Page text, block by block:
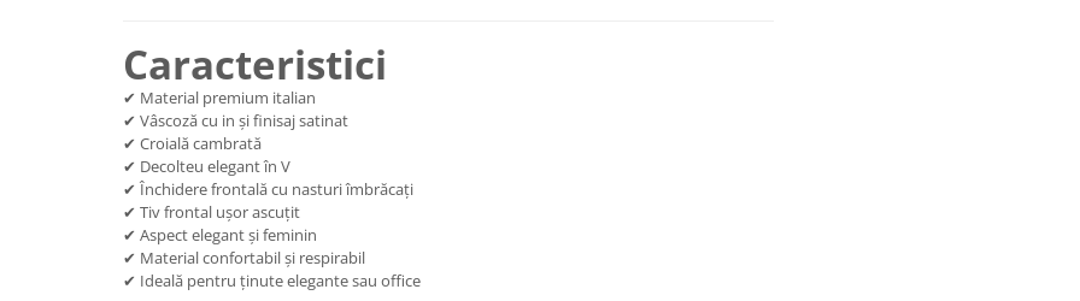
Caracteristici
✔ Material premium italian
✔ Vâscoză cu in și finisaj satinat
✔ Croială cambrată
✔ Decolteu elegant în V
✔ Închidere frontală cu nasturi îmbrăcați
✔ Tiv frontal ușor ascuțit
✔ Aspect elegant și feminin
✔ Material confortabil și respirabil
✔ Ideală pentru ținute elegante sau office